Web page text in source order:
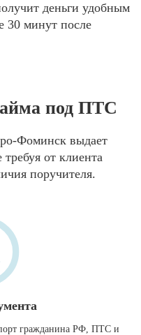
деньги удобным
30 минут после
под ПТС
Фоминск выдает
от клиента
поручителя.
гражданина РФ, ПТС и